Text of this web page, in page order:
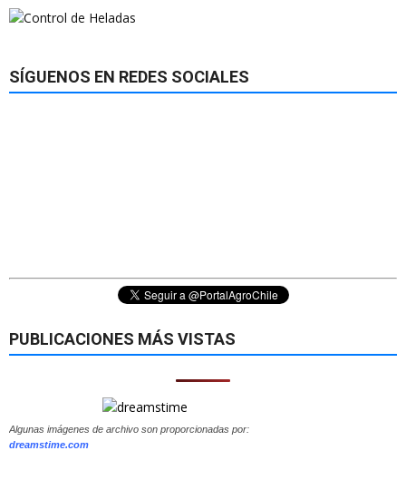
SÍGUENOS EN REDES SOCIALES
PUBLICACIONES MÁS VISTAS
Algunas imágenes de archivo son proporcionadas por:
dreamstime.com